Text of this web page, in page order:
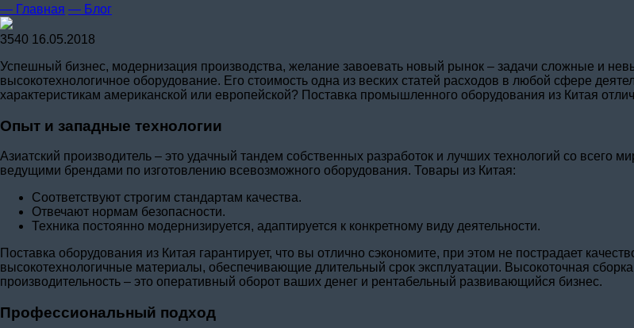
— Главная — Блог
3540 16.05.2018
Успешный бизнес, модернизация производства, желание завоевать новый рынок – задачи сложные и
высокотехнологичное оборудование. Его стоимость одна из веских статей расходов в любой сфере
характеристикам американской или европейской? Поставка промышленного оборудования из Китая
Опыт и западные технологии
Азиатский производитель – это удачный тандем собственных разработок и лучших технологий со всего
ведущими брендами по изготовлению всевозможного оборудования. Товары из Китая:
Соответствуют строгим стандартам качества.
Отвечают нормам безопасности.
Техника постоянно модернизируется, адаптируется к конкретному виду деятельности.
Поставка оборудования из Китая гарантирует, что вы отлично сэкономите, при этом не пострадает
высокотехнологичные материалы, обеспечивающие длительный срок эксплуатации. Высокоточная
производительность – это оперативный оборот ваших денег и рентабельный развивающийся бизнес.
Профессиональный подход